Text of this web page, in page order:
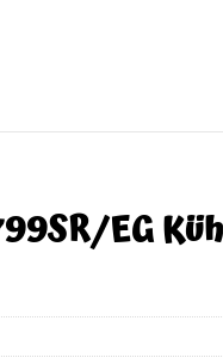
EG